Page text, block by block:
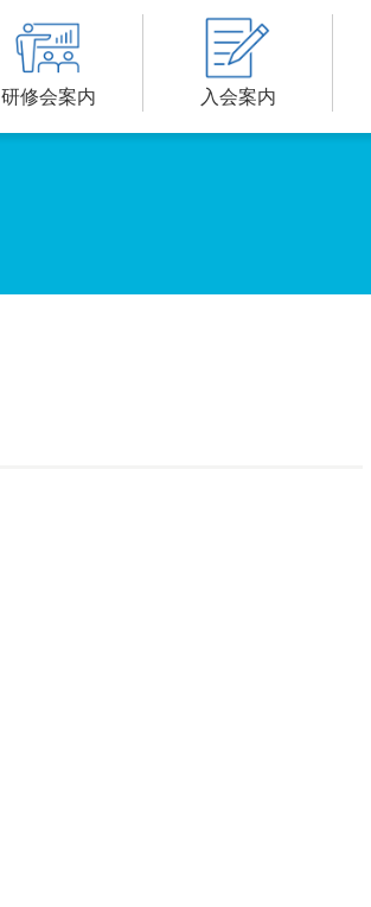
研修会案内 入会案内